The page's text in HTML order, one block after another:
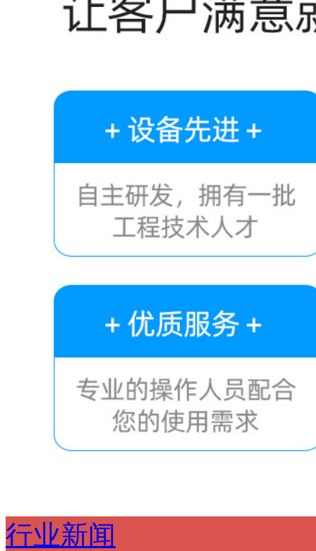
行业新闻